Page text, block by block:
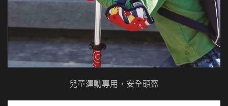
兒童運動專用，安全頭盔